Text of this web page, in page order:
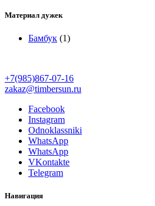
Материал дужек
Бамбук (1)
+7(985)867-07-16
zakaz@timbersun.ru
Facebook
Instagram
Odnoklassniki
WhatsApp
WhatsApp
VKontakte
Telegram
Навигация